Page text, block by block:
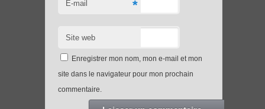
E-mail *
Site web
Enregistrer mon nom, mon e-mail et mon
site dans le navigateur pour mon prochain
commentaire.